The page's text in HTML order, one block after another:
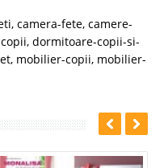
, camera-fete, camere-
, dormitoare-copii-si-
, mobilier-copii, mobilier-